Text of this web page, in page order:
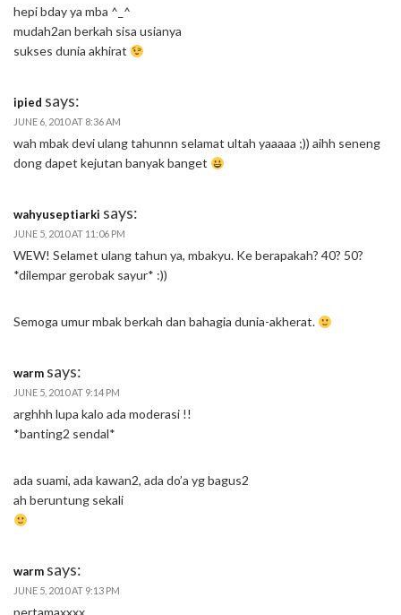
hepi bday ya mba ^_^
mudah2an berkah sisa usianya
sukses dunia akhirat
ipied says:
JUNE 6, 2010 AT 8:36 AM
wah mbak devi ulang tahunnn selamat ultah yaaaaa ;)) aihh seneng
dong dapet kejutan banyak banget
wahyuseptiarki says:
JUNE 5, 2010 AT 11:06 PM
WEW! Selamet ulang tahun ya, mbakyu. Ke berapakah? 40? 50?
*dilempar gerobak sayur* :))
Semoga umur mbak berkah dan bahagia dunia-akherat.
warm says:
JUNE 5, 2010 AT 9:14 PM
arghhh lupa kalo ada moderasi !!
*banting2 sendal*
ada suami, ada kawan2, ada do’a yg bagus2
ah beruntung sekali
warm says:
JUNE 5, 2010 AT 9:13 PM